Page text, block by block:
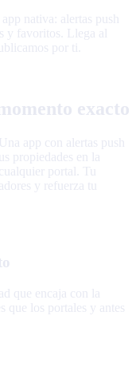
nativa: alertas push
y favoritos. Llega al
por ti.
exacto
app con alertas push
propiedades en la
portal. Tu
y refuerza tu
que encaja con la
que los portales y antes